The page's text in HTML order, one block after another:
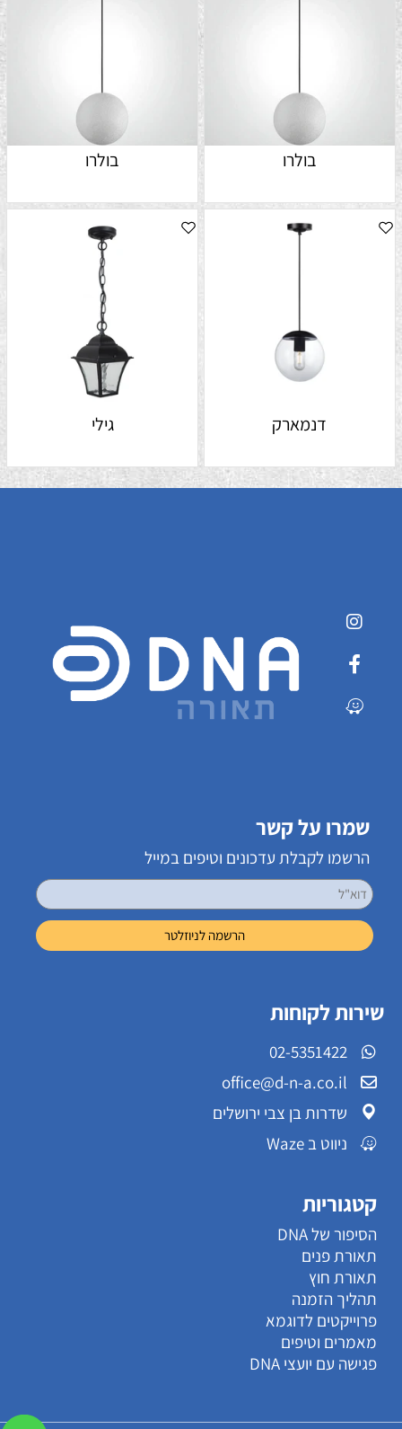
בולרו בולרו
דנמארק גילי
שמרו על קשר
הרשמו לקבלת עדכונים וטיפים במייל
שירות לקוחות
02-5351422
office@d-n-a.co.il
שדרות בן צבי ירושלים
ניווט ב Waze
קטגוריות
הסיפור של DNA
תאורת פנים
תאורת חוץ
תהליך הזמנה
פרוייקטים לדוגמא
מאמרים וטיפים
פגישה עם יועצי DNA